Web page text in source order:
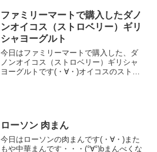
ファミリーマートで購入したダノ
ンオイコス（ストロベリー）ギリ
シャヨーグルト
今日はファミリーマートで購入した、ダ
ノンオイコス（ストロベリー）ギリシャ
ヨーグルトです(・∀・)オイコスのストロ
ローソン 肉まん
今日はローソンの肉まんです(・∀・)また
もや中華まんです・・・(°∀°)bまんべくな